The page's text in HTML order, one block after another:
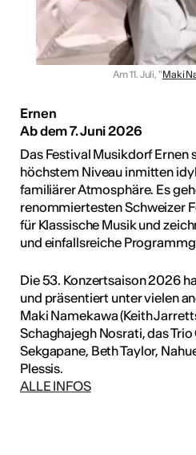
Am 11. Juli, "Maki
Ernen
Ab dem 7. Juni 2026
Das Festival Musikdorf Ernen
höchstem Niveau inmitten
familiärer Atmosphäre. Es
renommiertesten Schweizer
für Klassische Musik und
und einfallsreiche
Die 53. Konzertsaison 2026
und präsentiert unter vielen
Maki Namekawa (Keith
Schaghajegh Nosrati, das
Sekgapane, Beth Taylor,
Plessis.
ALLE INFOS